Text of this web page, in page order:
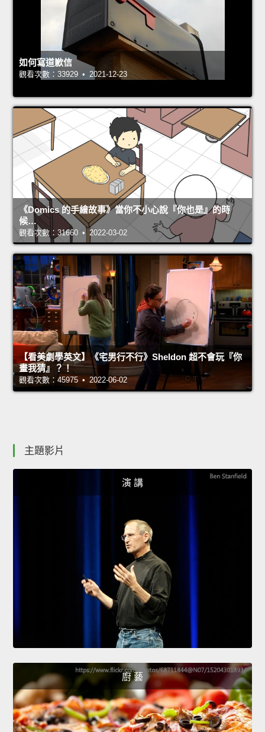
如何寫道歉信
觀看次數：33929 • 2021-12-23
《Domics 的手繪故事》當你不小心說『你也是』的時
候…
觀看次數：31660 • 2022-03-02
【看美劇學英文】《宅男行不行》Sheldon 超不會玩『你
畫我猜』？！
觀看次數：45975 • 2022-06-02
主題影片
演 講
廚 藝